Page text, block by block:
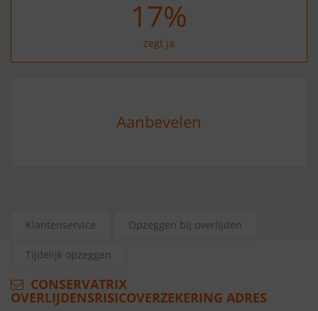
27%
zegt ja
Aanbevelen
Klantenservice Opzeggen bij overlijden
Tijdelijk opzeggen
CONSERVATRIX
OVERLIJDENSRISICOVERZEKERING ADRES